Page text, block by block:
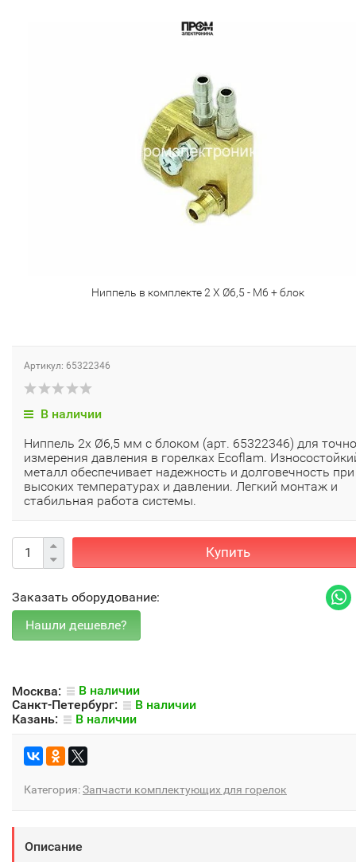
Ниппель в комплекте 2 X Ø6,5 - M6 + блок
Артикул: 65322346
В наличии
Ниппель 2x Ø6,5 мм с блоком (арт. 65322346) для
измерения давления в горелках Ecoflam.
металл обеспечивает надежность и долговечность при
высоких температурах и давлении. Легкий монтаж и
стабильная работа системы.
Купить
Заказать оборудование:
Москва:
В наличии
Санкт-Петербург:
В наличии
Казань:
В наличии
Категория:Запчасти комплектующих для горелок
Описание